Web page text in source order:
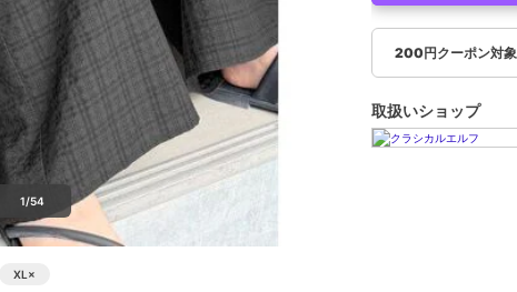
1/54
XL ×
200円クーポン対象
取扱いショップ